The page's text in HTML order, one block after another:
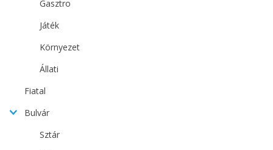
Gasztro
Játék
Környezet
Állati
Fiatal
Bulvár
Sztár